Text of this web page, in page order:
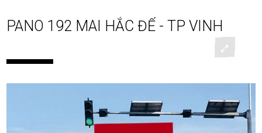
PANO 192 MAI HẮC ĐẾ - TP VINH